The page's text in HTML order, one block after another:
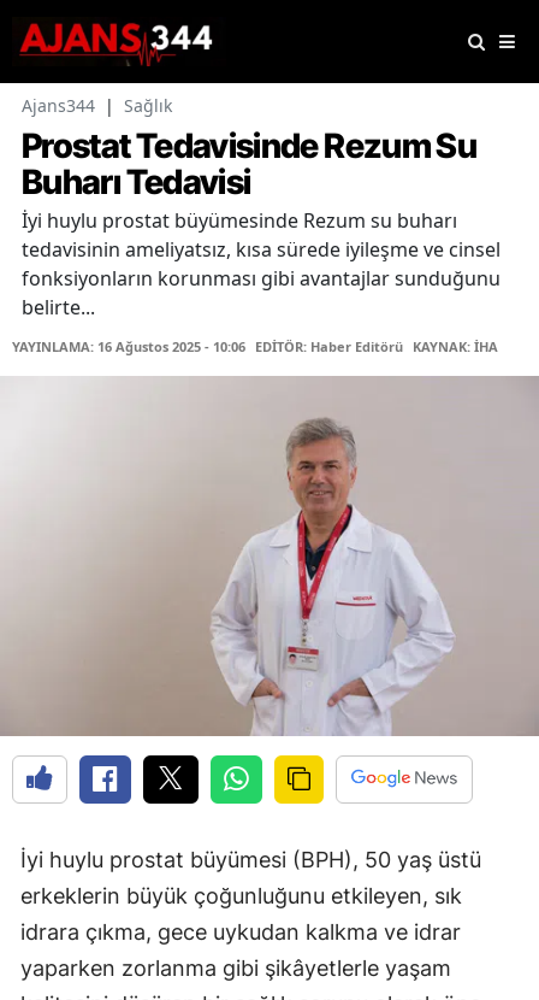
Ajans344 | Sağlık
Prostat Tedavisinde Rezum Su
Buharı Tedavisi
İyi huylu prostat büyümesinde Rezum su buharı
tedavisinin ameliyatsız, kısa sürede iyileşme ve cinsel
fonksiyonların korunması gibi avantajlar sunduğunu
belirte...
YAYINLAMA: 16 Ağustos 2025 - 10:06 EDİTÖR: Haber Editörü KAYNAK: İHA
İyi huylu prostat büyümesi (BPH), 50 yaş üstü
erkeklerin büyük çoğunluğunu etkileyen, sık
idrara çıkma, gece uykudan kalkma ve idrar
yaparken zorlanma gibi şikâyetlerle yaşam